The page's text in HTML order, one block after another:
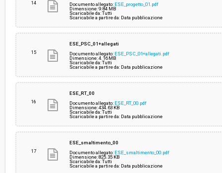
14
Documento allegato: ESE_progetto_01.pdf
Dimensione: 9.84 MB
Scaricabile da: Tutti
Scaricabile a partire da: Data pubblicazione
15
ESE_PSC_01+allegati
Documento allegato: ESE_PSC_01+allegati.pdf
Dimensione: 4.16 MB
Scaricabile da: Tutti
Scaricabile a partire da: Data pubblicazione
16
ESE_RT_00
Documento allegato: ESE_RT_00.pdf
Dimensione: 434.63 KB
Scaricabile da: Tutti
Scaricabile a partire da: Data pubblicazione
17
ESE_smaltimento_00
Documento allegato: ESE_smaltimento_00.pdf
Dimensione: 825.35 KB
Scaricabile da: Tutti
Scaricabile a partire da: Data pubblicazione